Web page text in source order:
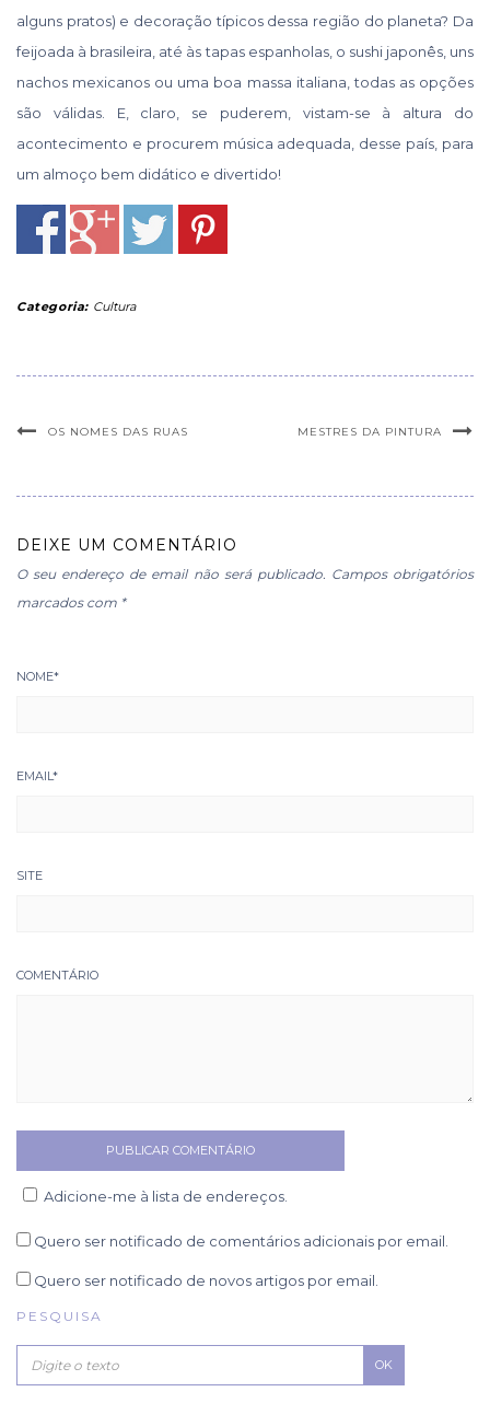
alguns pratos) e decoração típicos dessa região do planeta? Da
feijoada à brasileira, até às tapas espanholas, o sushi japonês, uns
nachos mexicanos ou uma boa massa italiana, todas as opções
são válidas. E, claro, se puderem, vistam-se à altura do
acontecimento e procurem música adequada, desse país, para
um almoço bem didático e divertido!
Categoria: Cultura
OS NOMES DAS RUAS MESTRES DA PINTURA
DEIXE UM COMENTÁRIO
O seu endereço de email não será publicado. Campos obrigatórios
marcados com *
NOME*
EMAIL*
SITE
COMENTÁRIO
Adicione-me à lista de endereços.
Quero ser notificado de comentários adicionais por email.
Quero ser notificado de novos artigos por email.
PESQUISA
OK